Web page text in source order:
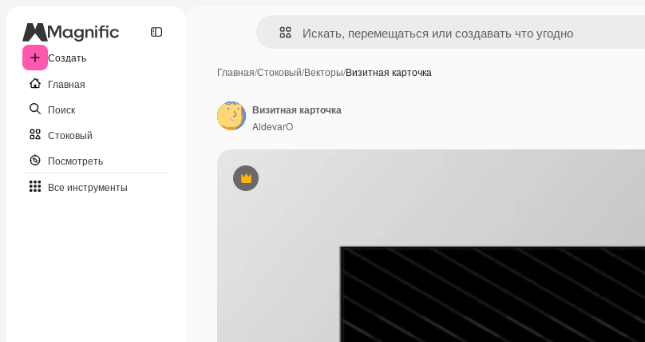
Создать
Главная
Поиск
Стоковый
Посмотреть
Все инструменты
Главная/Стоковый/Векторы/Визитная карточка
Премиум
Визитная карточка
AldevarO